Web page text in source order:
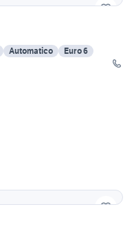
Automatico
Euro 6